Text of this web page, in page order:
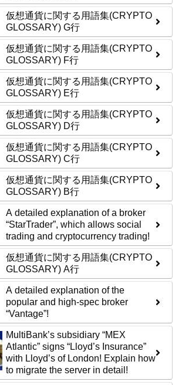
仮想通貨に関する用語集(CRYPTO
GLOSSARY) G行
仮想通貨に関する用語集(CRYPTO
GLOSSARY) F行
仮想通貨に関する用語集(CRYPTO
GLOSSARY) E行
仮想通貨に関する用語集(CRYPTO
GLOSSARY) D行
仮想通貨に関する用語集(CRYPTO
GLOSSARY) C行
仮想通貨に関する用語集(CRYPTO
GLOSSARY) B行
A detailed explanation of a broker
“StarTrader”, which allows social
trading and cryptocurrency trading!
仮想通貨に関する用語集(CRYPTO
GLOSSARY) A行
A detailed explanation of the
popular and high-spec broker
“Vantage”!
MultiBank’s subsidiary “MEX
Atlantic” signs “Lloyd’s Insurance”
with Lloyd’s of London! Explain how
to migrate the server in detail!